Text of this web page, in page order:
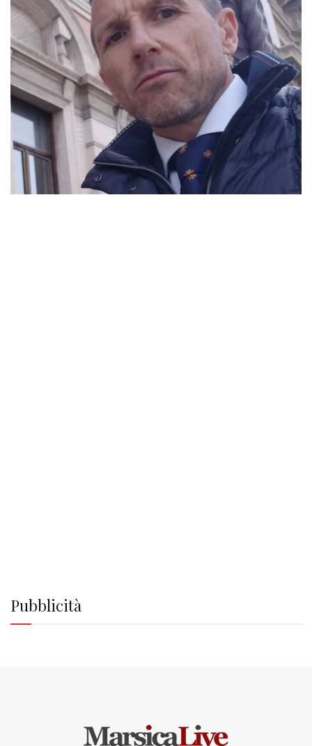
Pubblicità